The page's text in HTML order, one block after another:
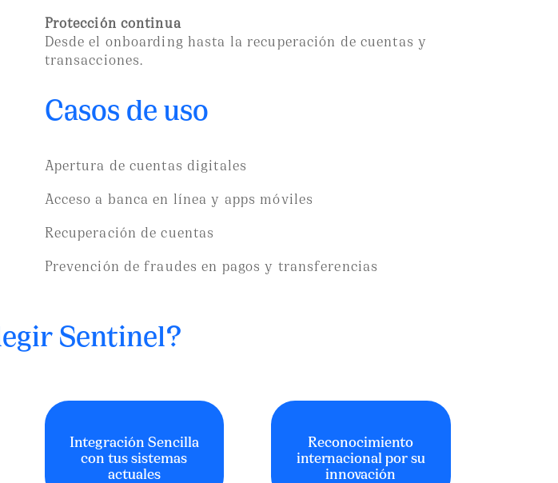
Protección continua
Desde el onboarding hasta la recuperación de cuentas y
transacciones.
Casos de uso
Apertura de cuentas digitales
Acceso a banca en línea y apps móviles
Recuperación de cuentas
Prevención de fraudes en pagos y transferencias
Sentinel?
Integración Sencilla
con tus sistemas
actuales
Reconocimiento
internacional por su
innovación